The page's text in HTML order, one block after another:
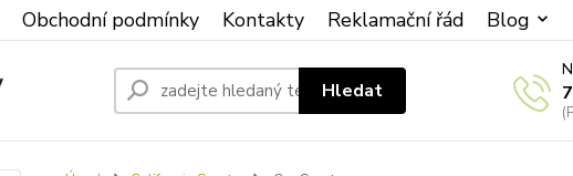
Obchodní podmínky Kontakty Reklamační řád Blog
Hledat